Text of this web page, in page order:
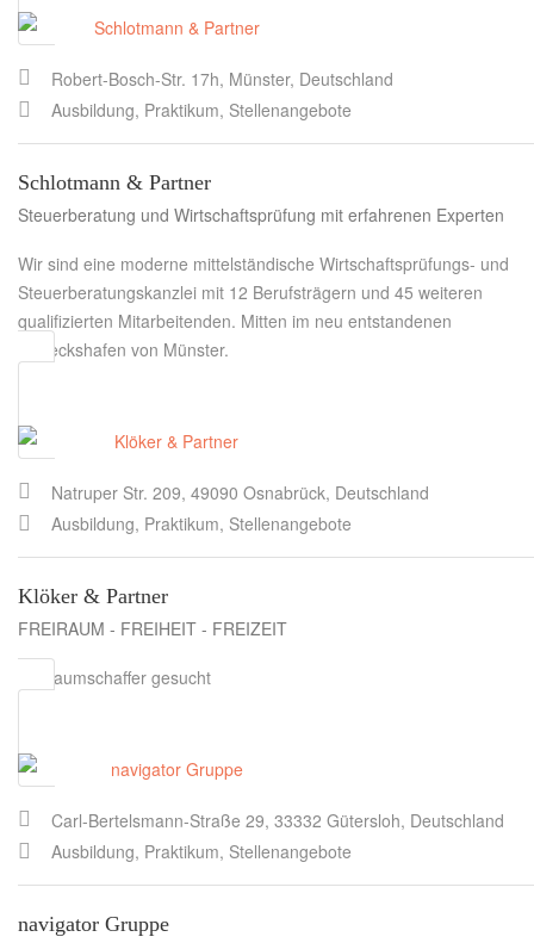
Robert-Bosch-Str. 17h, Münster, Deutschland
Ausbildung, Praktikum, Stellenangebote
Schlotmann & Partner
Steuerberatung und Wirtschaftsprüfung mit erfahrenen Experten
Wir sind eine moderne mittelständische Wirtschaftsprüfungs- und
Steuerberatungskanzlei mit 12 Berufsträgern und 45 weiteren
qualifizierten Mitarbeitenden. Mitten im neu entstandenen
Dreieckshafen von Münster.
Natruper Str. 209, 49090 Osnabrück, Deutschland
Ausbildung, Praktikum, Stellenangebote
Klöker & Partner
FREIRAUM - FREIHEIT - FREIZEIT
Freiraumschaffer gesucht
Carl-Bertelsmann-Straße 29, 33332 Gütersloh, Deutschland
Ausbildung, Praktikum, Stellenangebote
navigator Gruppe